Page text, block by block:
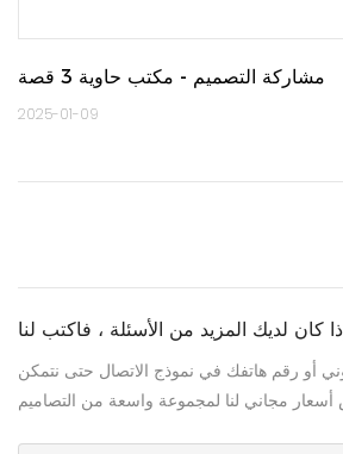
مشاركة التصميم - مكتب حاوية 3 قصة
2025-01-09
كان لديك المزيد من الأسئلة ، فاكتب لنا
أو رقم هاتفك في نموذج الاتصال حتى نتمكن